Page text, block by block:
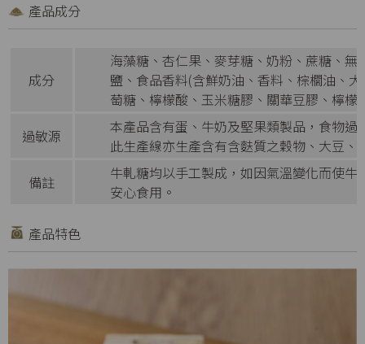
產品成分
成分
海藻糖、杏仁果、麥芽糖、奶粉、蔗糖、
鹽、食品香料(含鮮奶油、香料、棕櫚油、
萄糖、檸檬酸、玉米糖膠、關華豆膠、檸檬
過敏源
本產品含有蛋、牛奶及堅果類製品，食物過
此生產線亦生產含有含麩質之穀物、大豆
備註
牛軋糖均以手工製成，如因氣溫變化而使
安心食用。
產品特色